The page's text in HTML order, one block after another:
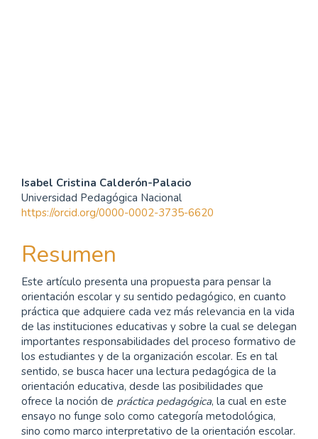
Contenido
principal
del
artículo
Isabel Cristina Calderón-Palacio
Universidad Pedagógica Nacional
https://orcid.org/0000-0002-3735-6620
Resumen
Este artículo presenta una propuesta para pensar la
orientación escolar y su sentido pedagógico, en cuanto
práctica que adquiere cada vez más relevancia en la vida
de las instituciones educativas y sobre la cual se delegan
importantes responsabilidades del proceso formativo de
los estudiantes y de la organización escolar. Es en tal
sentido, se busca hacer una lectura pedagógica de la
orientación educativa, desde las posibilidades que
ofrece la noción de práctica pedagógica, la cual en este
ensayo no funge solo como categoría metodológica,
sino como marco interpretativo de la orientación escolar.